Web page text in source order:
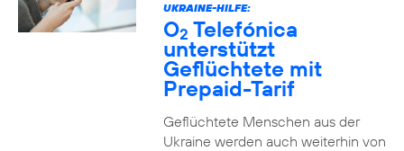
UKRAINE-HILFE:
O2 Telefónica
unterstützt
Geflüchtete mit
Prepaid-Tarif
Geflüchtete Menschen aus der
Ukraine werden auch weiterhin von